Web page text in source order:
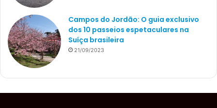
Campos do Jordão: O guia exclusivo
dos 10 passeios espetaculares na
Suíça brasileira
21/09/2023